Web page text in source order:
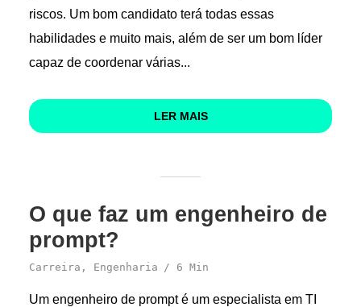
riscos. Um bom candidato terá todas essas
habilidades e muito mais, além de ser um bom líder
capaz de coordenar várias...
LER MAIS
O que faz um engenheiro de
prompt?
Carreira , Engenharia 6 Min
Um engenheiro de prompt é um especialista em TI